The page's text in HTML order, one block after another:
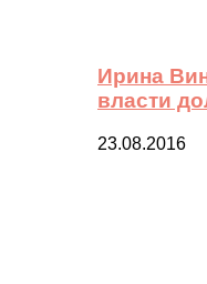
Ирина
власти
23.08.2016